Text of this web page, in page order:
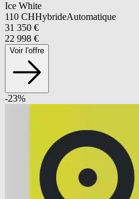
Ice White
110 CHHybrideAutomatique
31 350 €
22 998 €
Voir l'offre
-23%